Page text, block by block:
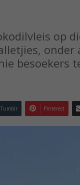
op
onder
besoekers
Tumblr Pinterest